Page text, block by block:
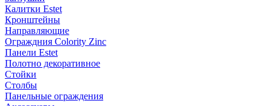
Калитки Estet
Кронштейны
Направляющие
Ограждния Colority Zinc
Панели Estet
Полотно декоративное
Стойки
Столбы
Панельные ограждения